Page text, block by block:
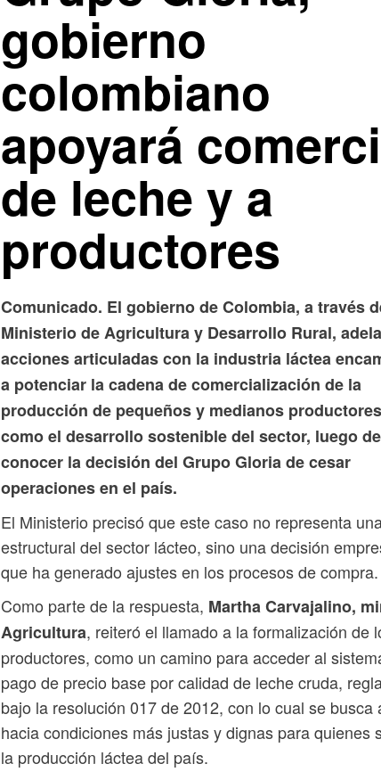
gobierno
colombiano
apoyará
de leche y a
productores
Comunicado. El gobierno de Colombia, a través
Ministerio de Agricultura y Desarrollo Rural,
acciones articuladas con la industria láctea
a potenciar la cadena de comercialización de la
producción de pequeños y medianos
como el desarrollo sostenible del sector, luego de
conocer la decisión del Grupo Gloria de cesar
operaciones en el país.
El Ministerio precisó que este caso no representa
estructural del sector lácteo, sino una decisión
que ha generado ajustes en los procesos de compra.
Como parte de la respuesta, Martha Carvajalino,
Agricultura, reiteró el llamado a la formalización de
productores, como un camino para acceder al
pago de precio base por calidad de leche cruda,
bajo la resolución 017 de 2012, con lo cual se busca
hacia condiciones más justas y dignas para quienes
la producción láctea del país.